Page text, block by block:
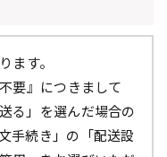
ます。
要』につきまして
る」を選んだ場合の
手続き」の「配送設